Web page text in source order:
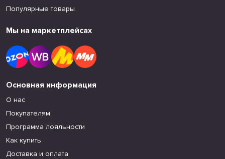
Популярные товары
Мы на маркетплейсах
Основная информация
О нас
Покупателям
Программа лояльности
Как купить
Доставка и оплата